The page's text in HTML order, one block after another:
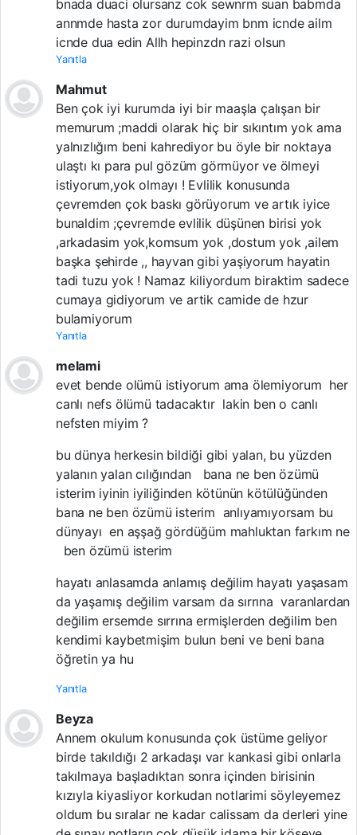
bnada duaci olursanz cok sewnrm suan babmda
annmde hasta zor durumdayim bnm icnde ailm
icnde dua edin Allh hepinzdn razi olsun
Yanıtla
Mahmut
Ben çok iyi kurumda iyi bir maaşla çalışan bir
memurum ;maddi olarak hiç bir sıkıntım yok ama
yalnızlığım beni kahrediyor bu öyle bir noktaya
ulaştı kı para pul gözüm görmüyor ve ölmeyi
istiyorum,yok olmayı ! Evlilik konusunda
çevremden çok baskı görüyorum ve artık iyice
bunaldim ;çevremde evlilik düşünen birisi yok
,arkadasim yok,komsum yok ,dostum yok ,ailem
başka şehirde ,, hayvan gibi yaşiyorum hayatin
tadi tuzu yok ! Namaz kiliyordum biraktim sadece
cumaya gidiyorum ve artik camide de hzur
bulamiyorum
Yanıtla
melami
evet bende olümü istiyorum ama ölemiyorum her
canlı nefs ölümü tadacaktır lakin ben o canlı
nefsten miyim ?
bu dünya herkesin bildiği gibi yalan, bu yüzden
yalanın yalan cılığından bana ne ben özümü
isterim iyinin iyiliğinden kötünün kötülüğünden
bana ne ben özümü isterim anlıyamıyorsam bu
dünyayı en aşşağ gördüğüm mahluktan farkım ne
ben özümü isterim
hayatı anlasamda anlamış değilim hayatı yaşasam
da yaşamış değilim varsam da sırrına varanlardan
değilim ersemde sırrına ermişlerden değilim ben
kendimi kaybetmişim bulun beni ve beni bana
öğretin ya hu
Yanıtla
Beyza
Annem okulum konusunda çok üstüme geliyor
birde takıldığı 2 arkadaşı var kankasi gibi onlarla
takılmaya başladıktan sonra içinden birisinin
kızıyla kiyasliyor korkudan notlarimi söyleyemez
oldum bu sıralar ne kadar calissam da derleri yine